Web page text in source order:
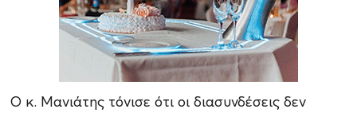
Ο κ. Μανιάτης τόνισε ότι οι διασυνδέσεις δεν